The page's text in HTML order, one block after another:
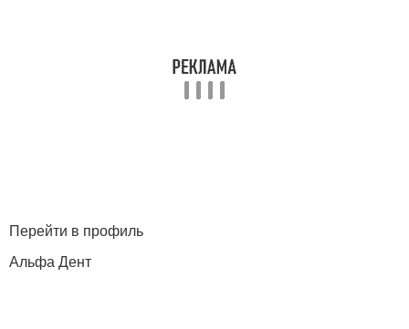
Перейти в профиль
Альфа Дент